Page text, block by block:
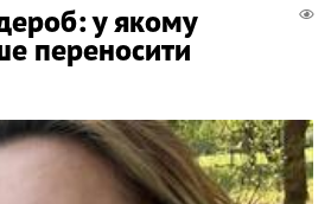
у якому
переносити